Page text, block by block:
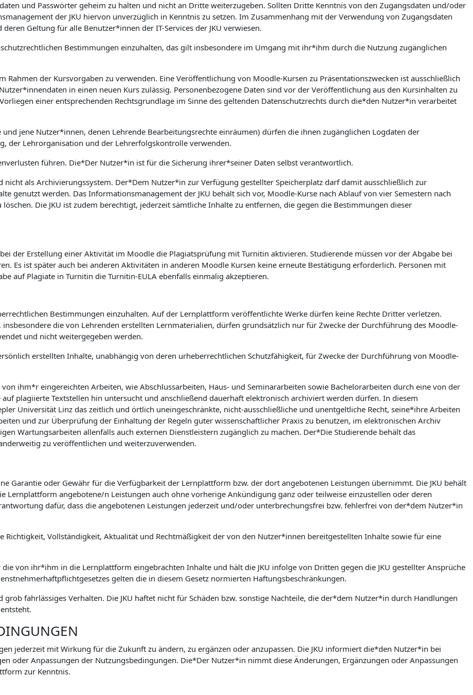
und Passwörter geheim zu halten und nicht an Dritte weiterzugeben. Sollten Dritte Kenntnis von den Zugangsdaten und/oder
der JKU hiervon unverzüglich in Kenntnis zu setzen. Im Zusammenhang mit der Verwendung von Zugangsdaten
Geltung für alle Benutzer*innen der IT-Services der JKU verwiesen.
Bestimmungen einzuhalten, das gilt insbesondere im Umgang mit ihr*ihm durch die Nutzung zugänglichen
der Kursvorgaben zu verwenden. Eine Veröffentlichung von Moodle-Kursen zu Präsentationszwecken ist ausschließlich
in einen neuen Kurs zulässig. Personenbezogene Daten sind vor der Veröffentlichung aus den Kursinhalten zu
einer entsprechenden Rechtsgrundlage im Sinne des geltenden Datenschutzrechts durch die*den Nutzer*in verarbeitet
jene Nutzer*innen, denen Lehrende Bearbeitungsrechte einräumen) dürfen die ihnen zugänglichen Logdaten der
der Lehrorganisation und der Lehrerfolgskontrolle verwenden.
führen. Die*Der Nutzer*in ist für die Sicherung ihrer*seiner Daten selbst verantwortlich.
als Archivierungssystem. Der*Dem Nutzer*in zur Verfügung gestellter Speicherplatz darf damit ausschließlich zur
genutzt werden. Das Informationsmanagement der JKU behält sich vor, Moodle-Kurse nach Ablauf von vier Semestern nach
Die JKU ist zudem berechtigt, jederzeit sämtliche Inhalte zu entfernen, die gegen die Bestimmungen dieser
der Erstellung einer Aktivität im Moodle die Plagiatsprüfung mit Turnitin aktivieren. Studierende müssen vor der Abgabe bei
Es ist später auch bei anderen Aktivitäten in anderen Moodle Kursen keine erneute Bestätigung erforderlich. Personen mit
auf Plagiate in Turnitin die Turnitin-EULA ebenfalls einmalig akzeptieren.
Bestimmungen einzuhalten. Auf der Lernplattform veröffentlichte Werke dürfen keine Rechte Dritter verletzen.
die von Lehrenden erstellten Lernmaterialien, dürfen grundsätzlich nur für Zwecke der Durchführung des Moodle-
und nicht weitergegeben werden.
erstellten Inhalte, unabhängig von deren urheberrechtlichen Schutzfähigkeit, für Zwecke der Durchführung von Moodle-
ihm*r eingereichten Arbeiten, wie Abschlussarbeiten, Haus- und Seminararbeiten sowie Bachelorarbeiten durch eine von der
plagiierte Textstellen hin untersucht und anschließend dauerhaft elektronisch archiviert werden dürfen. In diesem
Universität Linz das zeitlich und örtlich uneingeschränkte, nicht-ausschließliche und unentgeltliche Recht, seine*ihre Arbeiten
und zur Überprüfung der Einhaltung der Regeln guter wissenschaftlicher Praxis zu benutzen, im elektronischen Archiv
Wartungsarbeiten allenfalls auch externen Dienstleistern zugänglich zu machen. Der*Die Studierende behält das
zu veröffentlichen und weiterzuverwenden.
Garantie oder Gewähr für die Verfügbarkeit der Lernplattform bzw. der dort angebotenen Leistungen übernimmt. Die JKU behält
Lernplattform angebotene/n Leistungen auch ohne vorherige Ankündigung ganz oder teilweise einzustellen oder deren
dafür, dass die angebotenen Leistungen jederzeit und/oder unterbrechungsfrei bzw. fehlerfrei von der*dem Nutzer*in
Richtigkeit, Vollständigkeit, Aktualität und Rechtmäßigkeit der von den Nutzer*innen bereitgestellten Inhalte sowie für eine
von ihr*ihm in die Lernplattform eingebrachten Inhalte und hält die JKU infolge von Dritten gegen die JKU gestellter Ansprüche
gelten die in diesem Gesetz normierten Haftungsbeschränkungen.
fahrlässiges Verhalten. Die JKU haftet nicht für Schäden bzw. sonstige Nachteile, die der*dem Nutzer*in durch Handlungen
jederzeit mit Wirkung für die Zukunft zu ändern, zu ergänzen oder anzupassen. Die JKU informiert die*den Nutzer*in bei
oder Anpassungen der Nutzungsbedingungen. Die*Der Nutzer*in nimmt diese Änderungen, Ergänzungen oder Anpassungen
zur Kenntnis.